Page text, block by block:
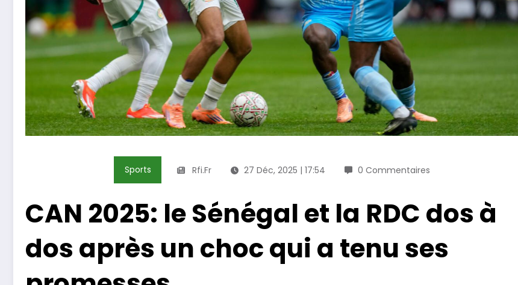
Sports Rfi.fr 27 Déc, 2025 | 17:54 0 Commentaires
CAN 2025: le Sénégal et la RDC dos à
dos après un choc qui a tenu ses